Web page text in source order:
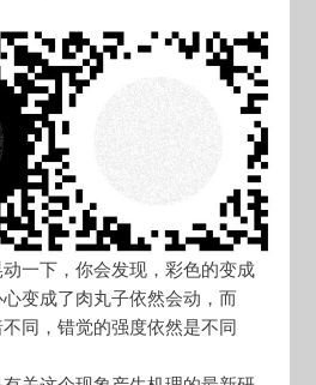
一下，你会发现，彩色的变成
变成了肉丸子依然会动，而
同，错觉的强度依然是不同